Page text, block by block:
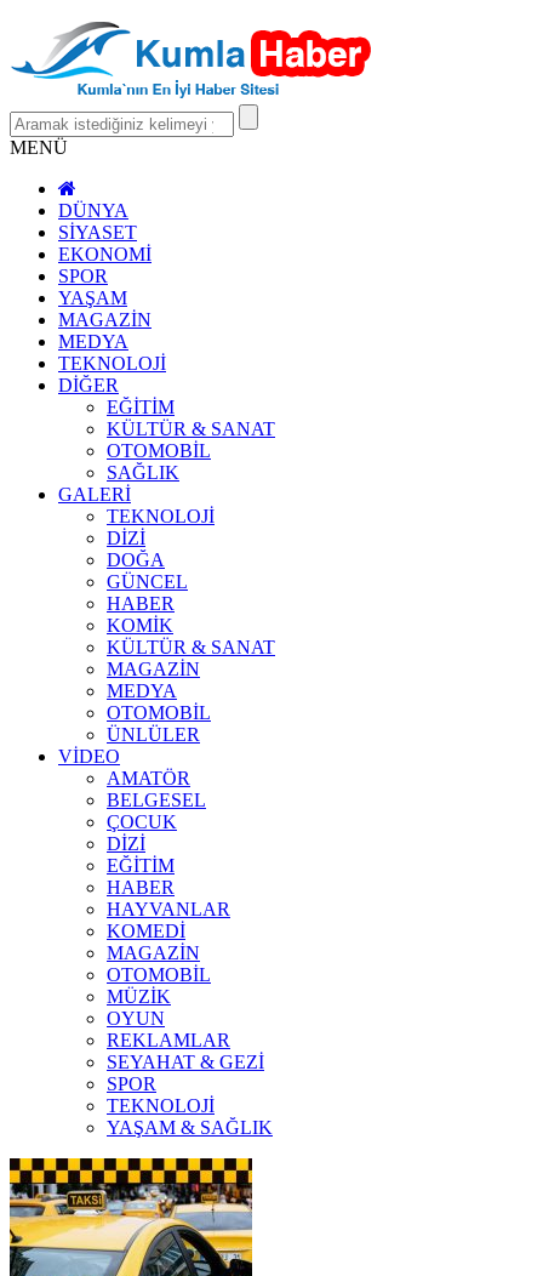
MENÜ
DÜNYA
SİYASET
EKONOMİ
SPOR
YAŞAM
MAGAZİN
MEDYA
TEKNOLOJİ
DİĞER
EĞİTİM
KÜLTÜR & SANAT
OTOMOBİL
SAĞLIK
GALERİ
TEKNOLOJİ
DİZİ
DOĞA
GÜNCEL
HABER
KOMİK
KÜLTÜR & SANAT
MAGAZİN
MEDYA
OTOMOBİL
ÜNLÜLER
VİDEO
AMATÖR
BELGESEL
ÇOCUK
DİZİ
EĞİTİM
HABER
HAYVANLAR
KOMEDİ
MAGAZİN
OTOMOBİL
MÜZİK
OYUN
REKLAMLAR
SEYAHAT & GEZİ
SPOR
TEKNOLOJİ
YAŞAM & SAĞLIK